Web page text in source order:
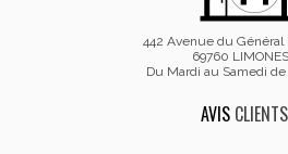
442 Avenue du Général
69760
Du Mardi au Samedi de
AVIS CLIENTS